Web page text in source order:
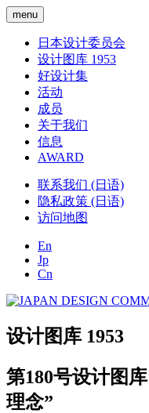
menu
日本设计委员会
设计图库 1953
好设计集
活动
成员
关于我们
信息
AWARD
联系我们 (日语)
隐私政策 (日语)
访问地图
En
Jp
Cn
设计图库 1953
第180号设计图
理念”